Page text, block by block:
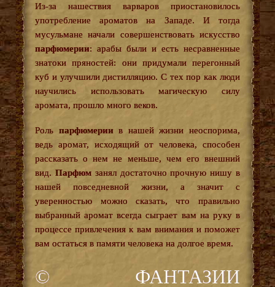
Из-за нашествия варваров приостановилось
употребление ароматов на Западе. И тогда
мусульмане начали совершенствовать искусство
парфюмерии: арабы были и есть несравненные
знатоки пряностей: они придумали перегонный
куб и улучшили дистилляцию. С тех пор как люди
научились использовать магическую силу
аромата, прошло много веков.
Роль парфюмериив нашей жизни неоспорима,
ведь аромат, исходящий от человека, способен
рассказать о нем не меньше, чем его внешний
вид. Парфюм занял достаточно прочную нишу в
нашей повседневной жизни, а значит с
уверенностью можно сказать, что правильно
выбранный аромат всегда сыграет вам на руку в
процессе привлечения к вам внимания и поможет
вам остаться в памяти человека на долгое время.
© ФАНТАЗИИ